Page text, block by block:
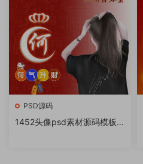
PSD源码
1452头像psd素材源码模板源